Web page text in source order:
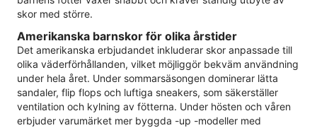
skor med större.
Amerikanska barnskor för olika årstider
Det amerikanska erbjudandet inkluderar skor anpassade till
olika väderförhållanden, vilket möjliggör bekväm användning
under hela året. Under sommarsäsongen dominerar lätta
sandaler, flip flops och luftiga sneakers, som säkerställer
ventilation och kylning av fötterna. Under hösten och våren
erbjuder varumärket mer byggda -up -modeller med